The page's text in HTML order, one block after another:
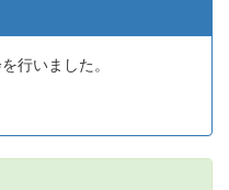
行いました。